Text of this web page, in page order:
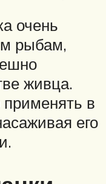
очень
рыбам,
живца.
в
его